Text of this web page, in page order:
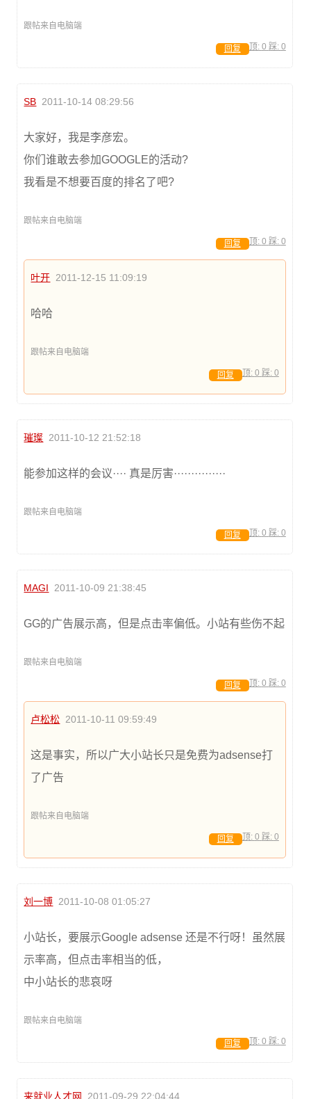
跟帖来自电脑端
顶: 0 踩: 0
回复
SB 2011-10-14 08:29:56
大家好，我是李彦宏。
你们谁敢去参加GOOGLE的活动?
我看是不想要百度的排名了吧?
跟帖来自电脑端
顶: 0 踩: 0
回复
叶开 2011-12-15 11:09:19
哈哈
跟帖来自电脑端
顶: 0 踩: 0
回复
璀璨 2011-10-12 21:52:18
能参加这样的会议···· 真是厉害···············
跟帖来自电脑端
顶: 0 踩: 0
回复
MAGI 2011-10-09 21:38:45
GG的广告展示高，但是点击率偏低。小站有些伤不起
跟帖来自电脑端
顶: 0 踩: 0
回复
卢松松 2011-10-11 09:59:49
这是事实，所以广大小站长只是免费为adsense打
了广告
跟帖来自电脑端
顶: 0 踩: 0
回复
刘一博 2011-10-08 01:05:27
小站长，要展示Google adsense 还是不行呀！虽然展
示率高，但点击率相当的低，
中小站长的悲哀呀
跟帖来自电脑端
顶: 0 踩: 0
回复
来就业人才网 2011-09-29 22:04:44